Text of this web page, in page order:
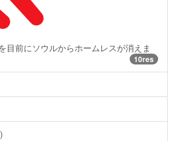
目前にソウルからホームレスが消えま
10res